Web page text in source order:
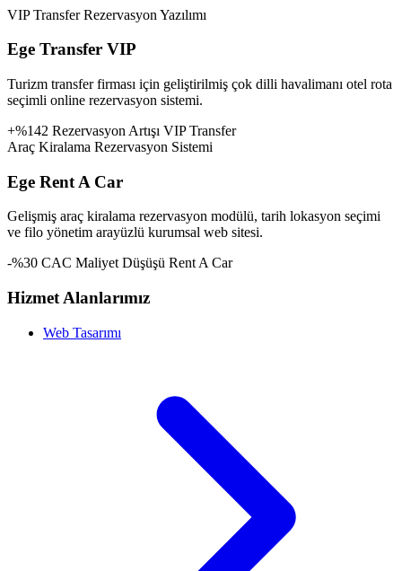
VIP Transfer Rezervasyon Yazılımı
Ege Transfer VIP
Turizm transfer firması için geliştirilmiş çok dilli havalimanı otel rota
seçimli online rezervasyon sistemi.
+%142 Rezervasyon Artışı VIP Transfer
Araç Kiralama Rezervasyon Sistemi
Ege Rent A Car
Gelişmiş araç kiralama rezervasyon modülü, tarih lokasyon seçimi
ve filo yönetim arayüzlü kurumsal web sitesi.
-%30 CAC Maliyet Düşüşü Rent A Car
Hizmet Alanlarımız
Web Tasarımı